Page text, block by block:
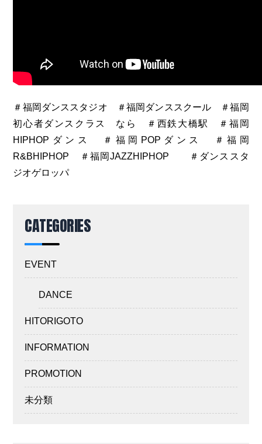
＃福岡ダンススタジオ ＃福岡ダンススクール ＃福岡
初心者ダンスクラス なら ＃西鉄大橋駅 ＃福岡
HIPHOPダンス ＃福岡POPダンス ＃福岡
R&BHIPHOP ＃福岡JAZZHIPHOP ＃ダンススタ
ジオゲロッパ
CATEGORIES
EVENT
DANCE
HITORIGOTO
INFORMATION
PROMOTION
未分類